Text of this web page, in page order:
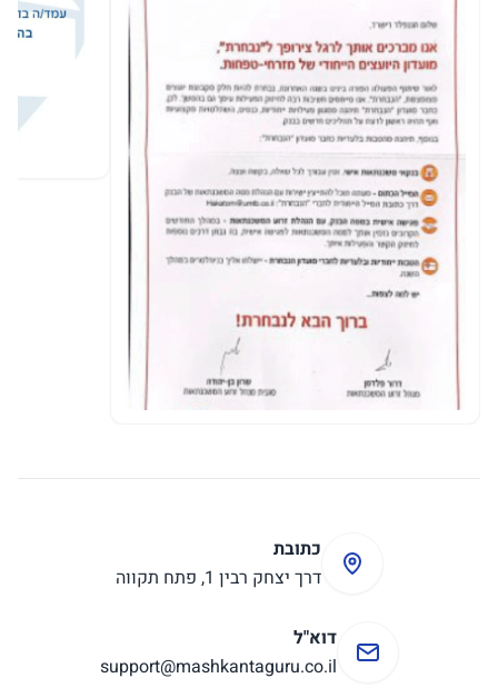
כתובת
דרך יצחק רבין 1, פתח תקווה
דוא"ל
support@mashkantaguru.co.il